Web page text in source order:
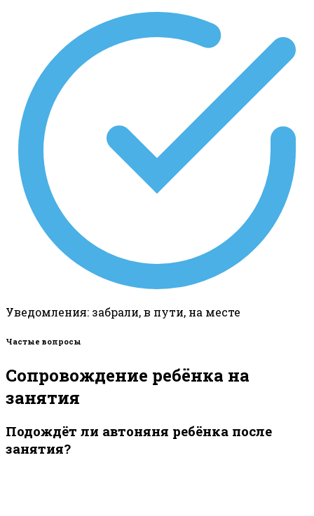
Уведомления: забрали, в пути, на месте
Частые вопросы
Сопровождение ребёнка на
занятия
Подождёт ли автоняня ребёнка после
занятия?